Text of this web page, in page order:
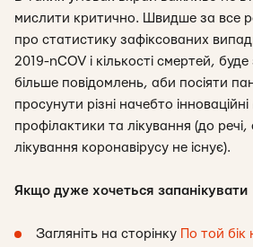
мислити критично. Швидше за все
про статистику зафіксованих
2019-nCOV і кількості смертей, буде
більше повідомлень, аби посіяти
просунути різні начебто
профілактики та лікування (до речі,
лікування коронавірусу не існує).
Якщо дуже хочеться запанікувати
Загляніть на сторінку По той бік